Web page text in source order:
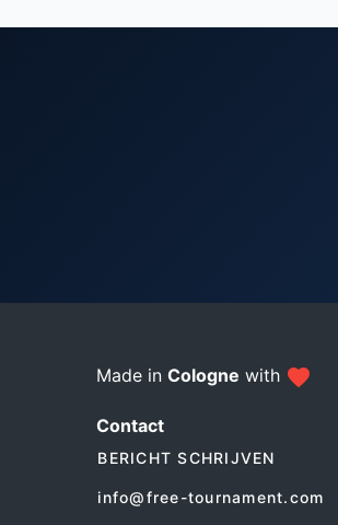
Made in Cologne with
Contact
BERICHT SCHRIJVEN
info@free-tournament.com